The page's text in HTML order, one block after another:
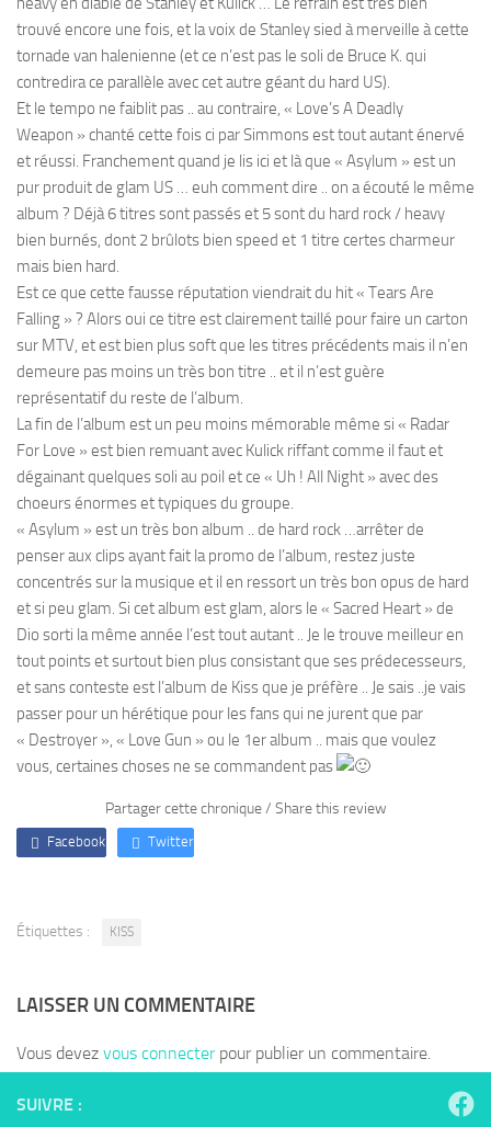
trouvé encore une fois, et la voix de Stanley sied à merveille à cette
tornade van halenienne (et ce n’est pas le soli de Bruce K. qui
contredira ce parallèle avec cet autre géant du hard US).
Et le tempo ne faiblit pas .. au contraire, « Love’s A Deadly
Weapon » chanté cette fois ci par Simmons est tout autant énervé
et réussi. Franchement quand je lis ici et là que « Asylum » est un
pur produit de glam US … euh comment dire .. on a écouté le même
album ? Déjà 6 titres sont passés et 5 sont du hard rock / heavy
bien burnés, dont 2 brûlots bien speed et 1 titre certes charmeur
mais bien hard.
Est ce que cette fausse réputation viendrait du hit « Tears Are
Falling » ? Alors oui ce titre est clairement taillé pour faire un carton
sur MTV, et est bien plus soft que les titres précédents mais il n’en
demeure pas moins un très bon titre .. et il n’est guère
représentatif du reste de l’album.
La fin de l’album est un peu moins mémorable même si « Radar
For Love » est bien remuant avec Kulick riffant comme il faut et
dégainant quelques soli au poil et ce « Uh ! All Night » avec des
choeurs énormes et typiques du groupe.
« Asylum » est un très bon album .. de hard rock …arrêter de
penser aux clips ayant fait la promo de l’album, restez juste
concentrés sur la musique et il en ressort un très bon opus de hard
et si peu glam. Si cet album est glam, alors le « Sacred Heart » de
Dio sorti la même année l’est tout autant .. Je le trouve meilleur en
tout points et surtout bien plus consistant que ses prédecesseurs,
et sans conteste est l’album de Kiss que je préfère .. Je sais ..je vais
passer pour un hérétique pour les fans qui ne jurent que par
« Destroyer », « Love Gun » ou le 1er album .. mais que voulez
vous, certaines choses ne se commandent pas
Partager cette chronique / Share this review
Facebook Twitter
Étiquettes : KISS
LAISSER UN COMMENTAIRE
Vous devez vous connecterpour publier un commentaire.
SUIVRE :